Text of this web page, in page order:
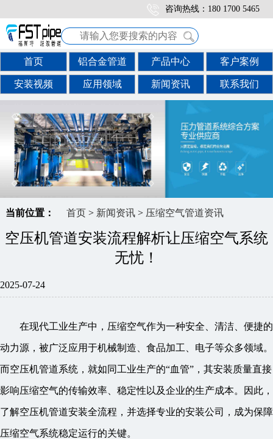
咨询热线：180 1700 5465
首页 铝合金管道 产品中心 客户案例
安装视频 应用领域 新闻资讯 联系我们
当前位置： 首页> 新闻资讯> 压缩空气管道资讯
空压机管道安装流程解析让压缩空气系统
无忧！
2025-07-24
在现代工业生产中，压缩空气作为一种安全、清洁、便捷的
动力源，被广泛应用于机械制造、食品加工、电子等众多领域。
而空压机管道系统，就如同工业生产的“血管”，其安装质量直接
影响压缩空气的传输效率、稳定性以及企业的生产成本。因此，
了解空压机管道安装全流程，并选择专业的安装公司，成为保障
压缩空气系统稳定运行的关键。